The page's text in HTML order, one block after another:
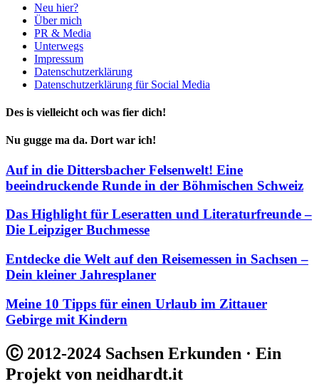
Neu hier?
Über mich
PR & Media
Unterwegs
Impressum
Datenschutzerklärung
Datenschutzerklärung für Social Media
Des is vielleicht och was fier dich!
Nu gugge ma da. Dort war ich!
Auf in die Dittersbacher Felsenwelt! Eine
beeindruckende Runde in der Böhmischen Schweiz
Das Highlight für Leseratten und Literaturfreunde –
Die Leipziger Buchmesse
Entdecke die Welt auf den Reisemessen in Sachsen –
Dein kleiner Jahresplaner
Meine 10 Tipps für einen Urlaub im Zittauer
Gebirge mit Kindern
Ⓒ 2012-2024 Sachsen Erkunden · Ein
Projekt von neidhardt.it